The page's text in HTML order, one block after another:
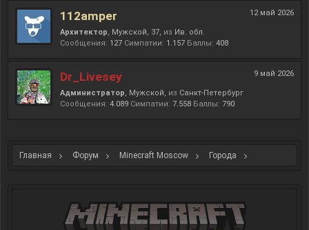
12 май 2026
112amper
Архитектор, Мужской, 37, из Ив. обл.
Сообщения: 127 Симпатии: 1.157 Баллы: 408
9 май 2026
Dr_Livesey
Администратор, Мужской, из Санкт-Петербург
Сообщения: 4.089 Симпатии: 7.558 Баллы: 790
Главная Форум Minecraft Moscow Города